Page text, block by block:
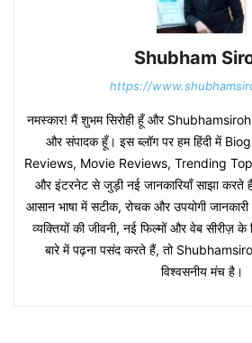
Shubham
https://
नमस्कार! मैं शुभम सिरोही हूँ और
और संपादक हूँ। इस ब्लॉग पर हम हिंदी में
Reviews, Movie Reviews, Trending
और इंटरनेट से जुड़ी नई जानकारियाँ साझा करते
आसान भाषा में सटीक, रोचक और उपयोगी जानकारी
व्यक्तियों की जीवनी, नई फिल्मों और वेब सीरीज़
बारे में पढ़ना पसंद करते हैं, तो
विश्वसनीय मंच है।